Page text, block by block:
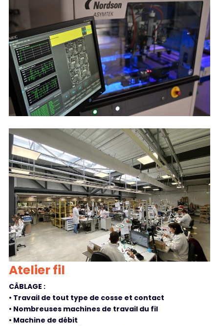
Atelier fil
CÂBLAGE :
• Travail de tout type de cosse et contact
• Nombreuses machines de travail du fil
• Machine de débit